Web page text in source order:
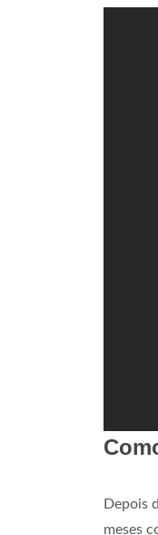
Depois
meses